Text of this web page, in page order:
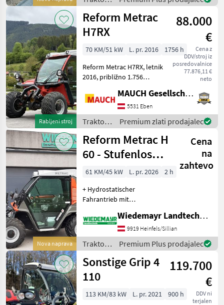
za odmrzovan
Aebi
Rabljeni stroj
Reform Metrac
H7RX
88.000
€
Cena z
DDV/stroj iz
posredovalnice
77.876,11 €
neto
70 KM/51 kW L. pr. 2016
1756 h
Reform Metrac H7RX, letnik
2016, približno 1.756
33x15.50-15, klimatska
sprednji dvig, zadnji dvig, 2x
zgornji no
MAUCH Gesellschaft m.b.H. & Co.KG, Eben
5531 Eben
Traktor /
Reform
Premium zlati prodajalec
Nova naprava
Reform Metrac H
60 - Stufenlos
hydrostatisch
Cena
na
zahtevo
61 KM/45 kW L. pr. 2026
2 h
+ Hydrostatischer
Fahrantrieb mit
Getriebe und
elektrohydraulischer 2
Stufen-Umschaltung,
Incheinrichtung,
Hydrostatsteuerung
wahlweise automot
Wiedemayr Landtechnik GmbH
9919 Heinfels/Sillian
Traktor /
Reform
Premium Plus prodajalec
Sonstige Grip 4
110
119.700
€
DDV ni
terjalen
113 KM/83 kW L. pr. 2021
900 h